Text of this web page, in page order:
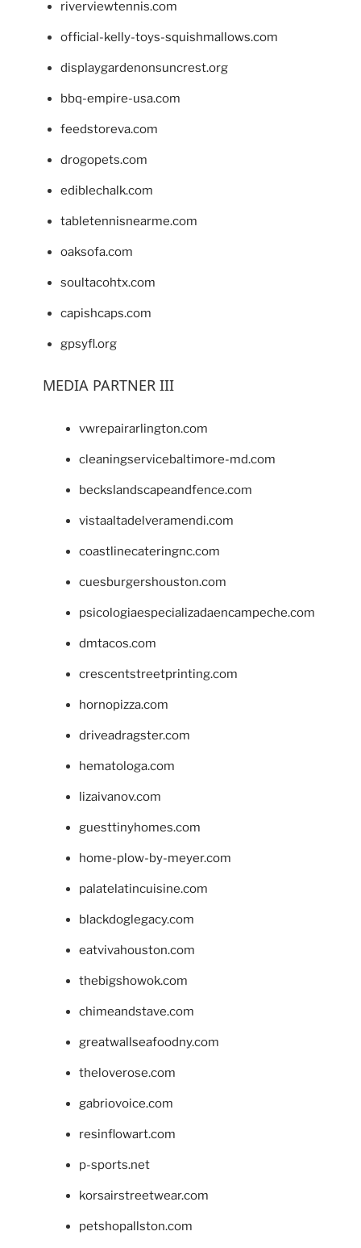
riverviewtennis.com
official-kelly-toys-squishmallows.com
displaygardenonsuncrest.org
bbq-empire-usa.com
feedstoreva.com
drogopets.com
ediblechalk.com
tabletennisnearme.com
oaksofa.com
soultacohtx.com
capishcaps.com
gpsyfl.org
MEDIA PARTNER III
vwrepairarlington.com
cleaningservicebaltimore-md.com
beckslandscapeandfence.com
vistaaltadelveramendi.com
coastlinecateringnc.com
cuesburgershouston.com
psicologiaespecializadaencampeche.com
dmtacos.com
crescentstreetprinting.com
hornopizza.com
driveadragster.com
hematologa.com
lizaivanov.com
guesttinyhomes.com
home-plow-by-meyer.com
palatelatincuisine.com
blackdoglegacy.com
eatvivahouston.com
thebigshowok.com
chimeandstave.com
greatwallseafoodny.com
theloverose.com
gabriovoice.com
resinflowart.com
p-sports.net
korsairstreetwear.com
petshopallston.com